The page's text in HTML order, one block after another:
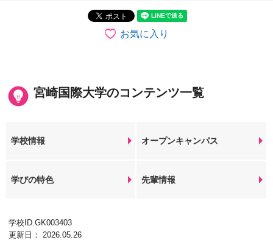
お気に入り
宮崎国際大学のコンテンツ一覧
学校情報 オープンキャンパス
学びの特色 先輩情報
学校ID.GK003403
更新日： 2026.05.26